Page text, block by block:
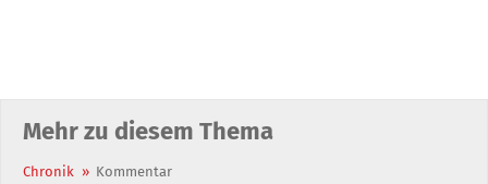
Mehr zu diesem Thema
Chronik » Kommentar